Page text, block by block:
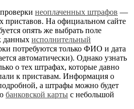
неоплаченных штрафов —
приставов. На официальном сайте
опять же выбрать поле
данных исполнительный
потребуются только ФИО и дата
автоматически). Однако узнать
о тех штрафах, которые давно
к приставам. Информация о
а штрафы можно будет
банковской карты с небольшой